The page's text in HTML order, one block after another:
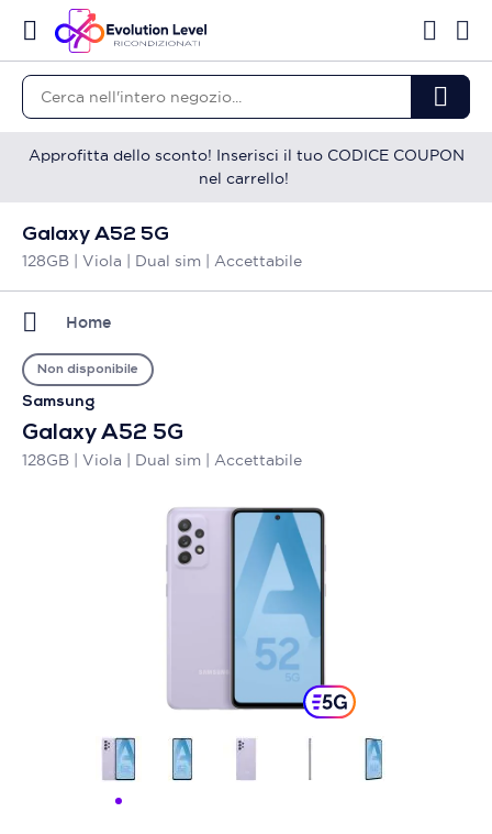
Approfitta dello sconto! Inserisci il tuo CODICE COUPON
nel carrello!
Galaxy A52 5G
128GB | Viola | Dual sim | Accettabile
Home
Samsung
Galaxy A52 5G
128GB | Viola | Dual sim | Accettabile
Non disponibile